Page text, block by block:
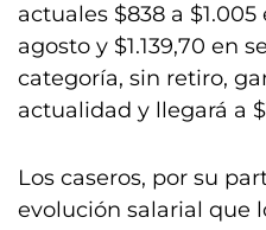
actuales $838 a $1.005
agosto y $1.139,70 en
categoría, sin retiro,
actualidad y llegará a
Los caseros, por su
evolución salarial que